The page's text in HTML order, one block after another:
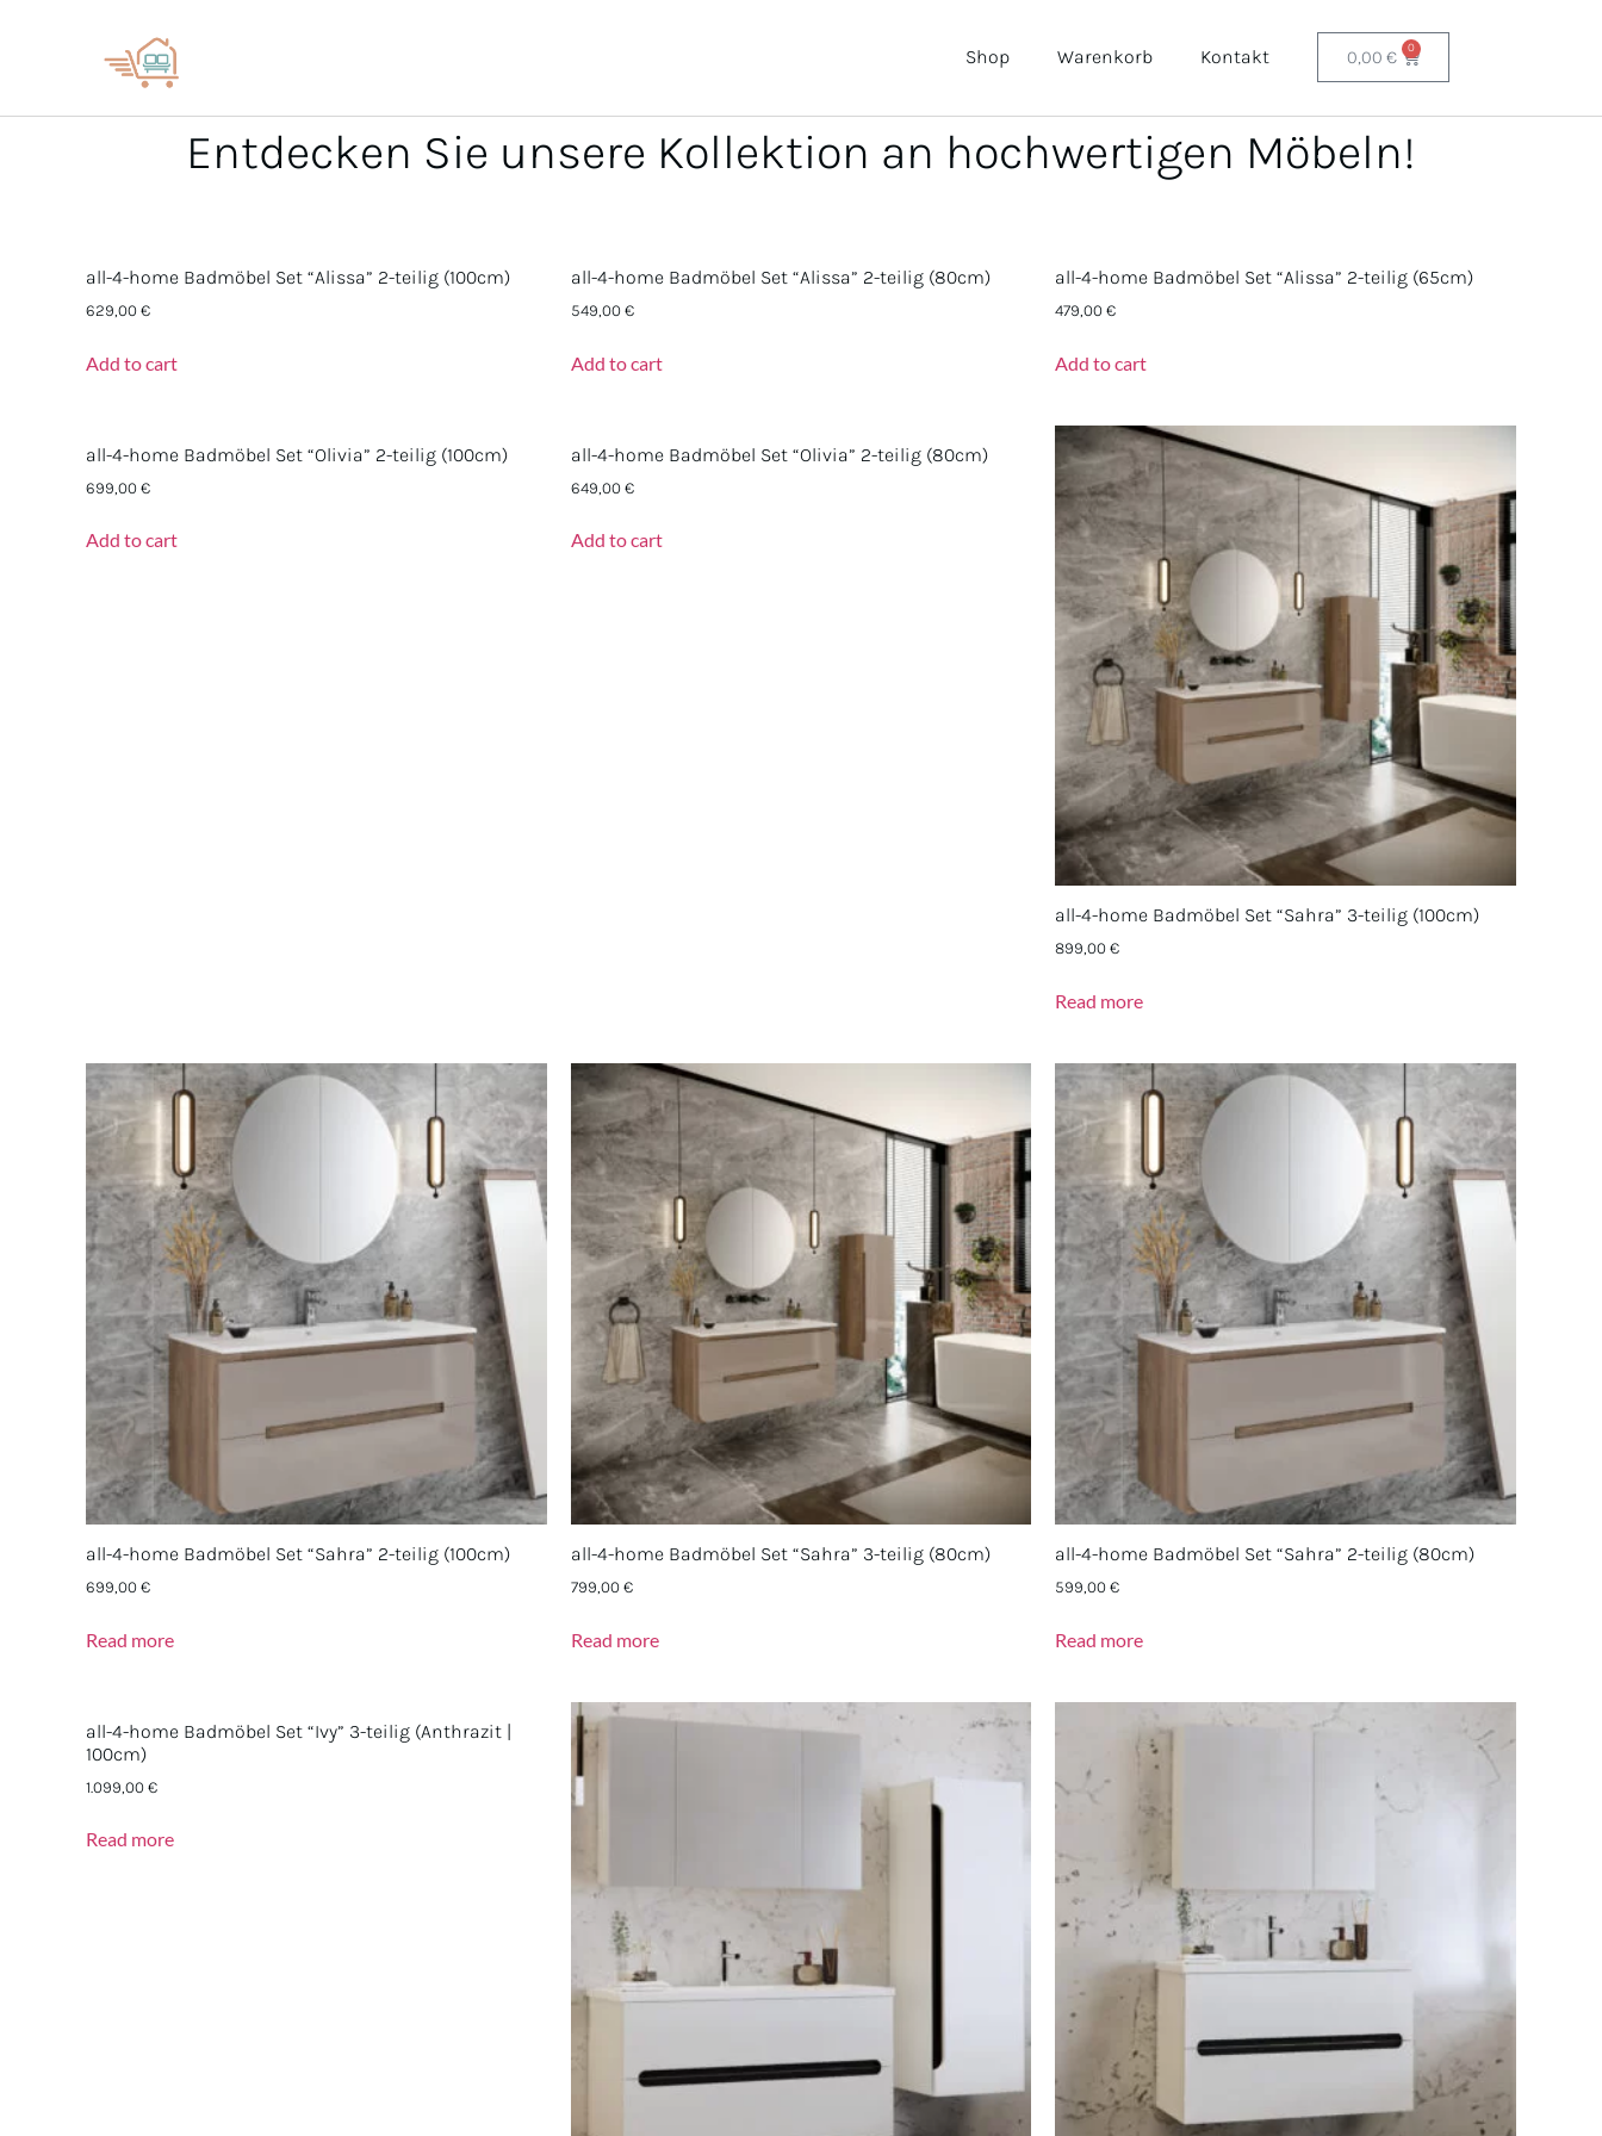
Shop Warenkorb Kontakt 0,00 € 0
Entdecken Sie unsere Kollektion an hochwertigen Möbeln!
all-4-home Badmöbel Set “Alissa” 2-teilig (100cm)
629,00€
Add to cart
all-4-home Badmöbel Set “Alissa” 2-teilig (80cm)
549,00€
Add to cart
all-4-home Badmöbel Set “Alissa” 2-teilig (65cm)
479,00€
Add to cart
all-4-home Badmöbel Set “Olivia” 2-teilig (100cm)
699,00€
Add to cart
all-4-home Badmöbel Set “Olivia” 2-teilig (80cm)
649,00€
Add to cart
all-4-home Badmöbel Set “Sahra” 3-teilig (100cm)
899,00€
Read more
all-4-home Badmöbel Set “Sahra” 2-teilig (100cm)
699,00€
Read more
all-4-home Badmöbel Set “Sahra” 3-teilig (80cm)
799,00€
Read more
all-4-home Badmöbel Set “Sahra” 2-teilig (80cm)
599,00€
Read more
all-4-home Badmöbel Set “Ivy” 3-teilig (Anthrazit |
100cm)
1.099,00€
Read more